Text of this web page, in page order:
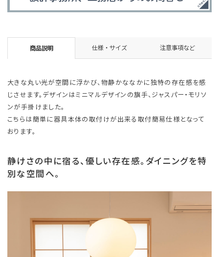
商品説明 仕様・サイズ 注意事項など
大きな丸い光が空間に浮かび、物静かななかに独特の存在感を感
じさせます。デザインはミニマルデザインの旗手、ジャスパー・モリソ
ンが手掛けました。
こちらは簡単に器具本体の取付けが出来る取付簡易仕様となって
おります。
静けさの中に宿る、優しい存在感。ダイニングを特
別な空間へ。